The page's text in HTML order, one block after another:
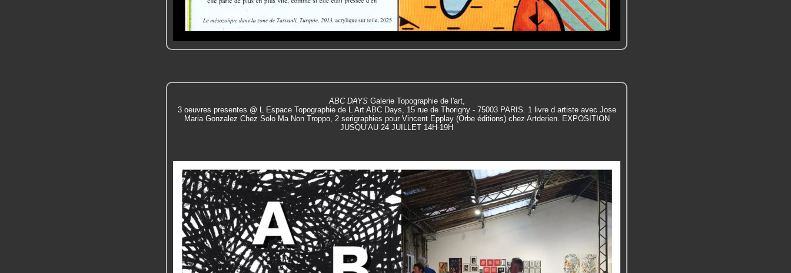
ABC DAYSGalerie Topographie de l'art,
3 oeuvres presentes @ L Espace Topographie de L Art ABC Days, 15 rue de Thorigny - 75003 PARIS. 1 livre d artiste avec Jose
Maria Gonzalez Chez Solo Ma Non Troppo, 2 serigraphies pour Vincent Epplay (Orbe éditions) chez Artderien. EXPOSITION
JUSQU’AU 24 JUILLET 14H-19H